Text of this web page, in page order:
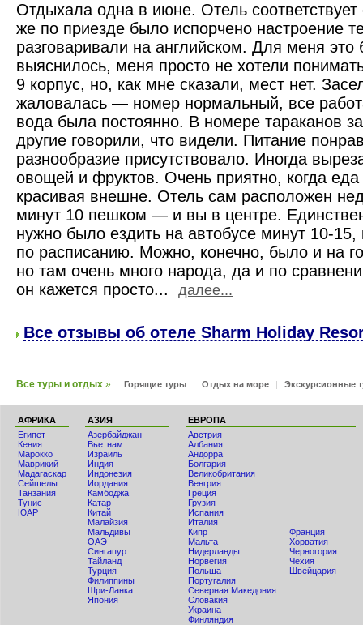
Отдыхала одна в июне. Отель
же по приезде было испорчено настроение
разговаривали на английском. Для меня
выяснилось, меня просто не хотели
9 корпус, но, как мне сказали, мест нет.
жаловалась — номер нормальный, все
вода была постоянно. В номере тараканов
другие говорили, что видели. Питание
разнообразие присутствовало. Иногда
овощей и фруктов. Очень приятно, когда еда
красивая внешне. Отель сам расположен
минут 10 пешком — и вы в центре.
нужно было ездить на автобусе минут 10-15,
по расписанию. Можно, конечно, было и на
но там очень много народа, да и по
он кажется просто... далее...
Все отзывы об отеле Sharm Holiday
Все туры и отдых » Горящие туры | Отдых на море | Экскурсионные
АФРИКА
Египет
Кения
Мaрокко
Маврикий
Мадагаскар
Сейшелы
Танзания
Тунис
ЮАР
АЗИЯ
Азербайджан
Вьетнам
Израиль
Индия
Индонезия
Иордания
Камбоджа
Катар
Китай
Малайзия
Мальдивы
ОАЭ
Сингапур
Тайланд
Турция
Филиппины
Шри-Ланка
Япония
ЕВРОПА
Австрия
Албания
Андорра
Болгария
Великобритания
Венгрия
Греция
Грузия
Испания
Италия
Кипр
Мальта
Нидерланды
Норвегия
Польша
Португалия
Северная Македония
Словакия
Украина
Финляндия
Франция
Хорватия
Черногория
Чехия
Швейцария